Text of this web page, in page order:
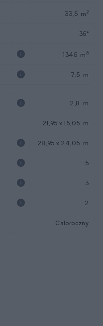
33,5 m2
35°
1345 m3
7,5 m
2,8 m
21,95 x 15,05 m
28,95 x 24,05 m
5
3
2
Całoroczny